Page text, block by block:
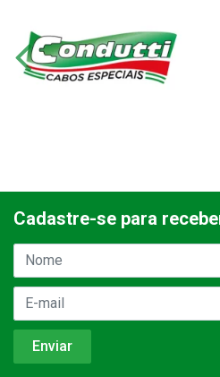
Cadastre-se para